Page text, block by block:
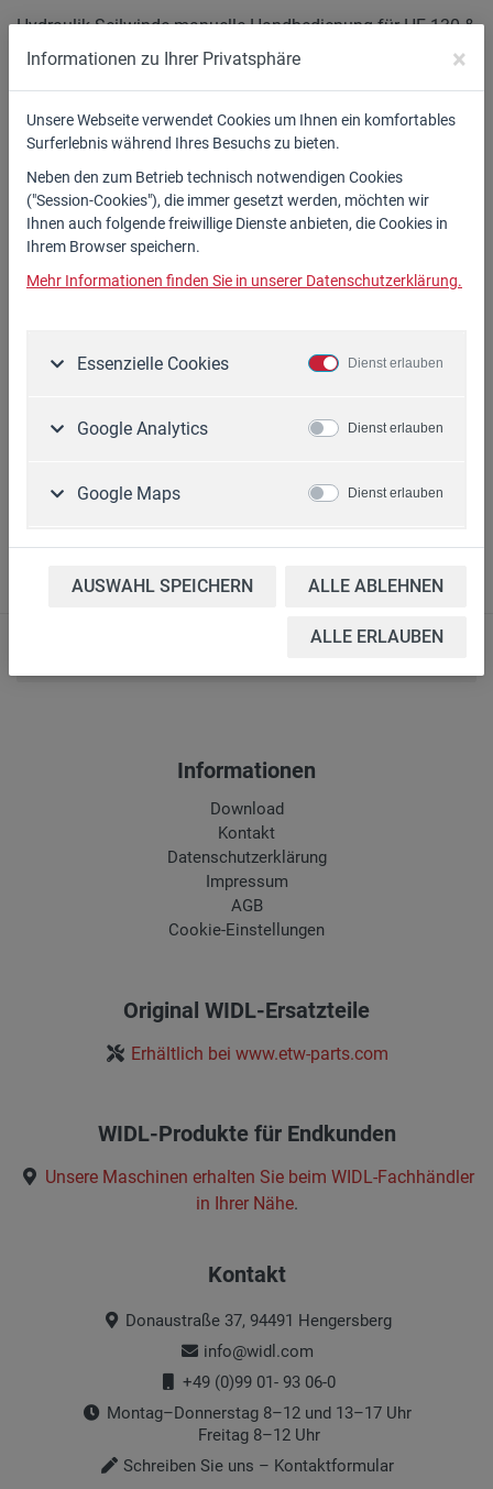
Hydraulik Seilwinde manuelle Handbedienung für HF-130 &
HF-180 Zapfwelle/Kombi
Achtung!
die Winde kann nur an Kombi-Modellen montiert werden,
wenn die Maschine an die 3-Punkt-Verbindung des Traktors
angschlossen ist !
Erhältlich bei Ihrem WIDL-Fachhändler!
Artikel-Nr. Preis
Informationen
Download
Kontakt
Datenschutzerklärung
Impressum
AGB
Cookie-Einstellungen
Original WIDL-Ersatzteile
Erhältlich bei www.etw-parts.com
WIDL-Produkte für Endkunden
Unsere Maschinen erhalten Sie beim WIDL-Fachhändler
in Ihrer Nähe.
Kontakt
Donaustraße 37, 94491 Hengersberg
info@widl.com
+49 (0)99 01- 93 06-0
Montag–Donnerstag 8–12 und 13–17 Uhr
Freitag 8–12 Uhr
Schreiben Sie uns – Kontaktformular
Informationen zu Ihrer Privatsphäre ×
Unsere Webseite verwendet Cookies um Ihnen ein komfortables
Surferlebnis während Ihres Besuchs zu bieten.
Neben den zum Betrieb technisch notwendigen Cookies
("Session-Cookies"), die immer gesetzt werden, möchten wir
Ihnen auch folgende freiwillige Dienste anbieten, die Cookies in
Ihrem Browser speichern.
Mehr Informationen finden Sie in unserer Datenschutzerklärung.
Essenzielle Cookies Dienst erlauben
Google Analytics Dienst erlauben
Google Maps Dienst erlauben
AUSWAHL SPEICHERN ALLE ABLEHNEN
ALLE ERLAUBEN